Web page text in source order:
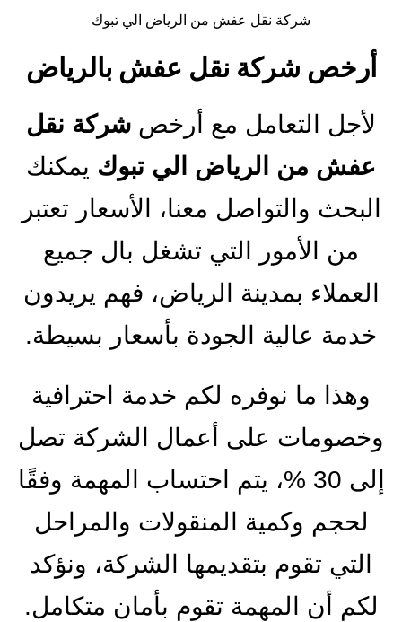
شركة نقل عفش من الرياض الي تبوك
أرخص شركة نقل عفش بالرياض
لأجل التعامل مع أرخص شركة نقل
عفش من الرياض الي تبوك يمكنك
البحث والتواصل معنا، الأسعار تعتبر
من الأمور التي تشغل بال جميع
العملاء بمدينة الرياض، فهم يريدون
خدمة عالية الجودة بأسعار بسيطة.
وهذا ما نوفره لكم خدمة احترافية
وخصومات على أعمال الشركة تصل
إلى 30 %، يتم احتساب المهمة وفقًا
لحجم وكمية المنقولات والمراحل
التي تقوم بتقديمها الشركة، ونؤكد
لكم أن المهمة تقوم بأمان متكامل.